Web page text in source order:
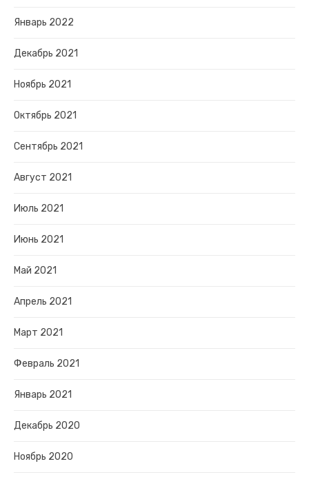
Январь 2022
Декабрь 2021
Ноябрь 2021
Октябрь 2021
Сентябрь 2021
Август 2021
Июль 2021
Июнь 2021
Май 2021
Апрель 2021
Март 2021
Февраль 2021
Январь 2021
Декабрь 2020
Ноябрь 2020